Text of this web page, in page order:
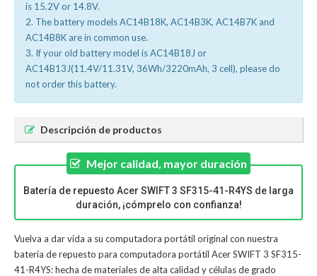
is 15.2V or 14.8V.
2. The battery models AC14B18K, AC14B3K, AC14B7K and
AC14B8K are in common use.
3. If your old battery model is AC14B18J or
AC14B13J(11.4V/11.31V, 36Wh/3220mAh, 3 cell), please do
not order this battery.
Descripción de productos
Mejor calidad, mayor duración
Batería de repuesto Acer SWIFT 3 SF315-41-R4YS de larga
duración, ¡cómprelo con confianza!
Vuelva a dar vida a su computadora portátil original con nuestra
batería de repuesto para computadora portátil Acer SWIFT 3 SF315-
41-R4YS: hecha de materiales de alta calidad y células de grado